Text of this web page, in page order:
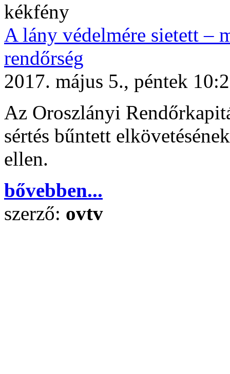
kékfény
A lány védelmére sietett –
rendőrség
2017. május 5., péntek
Az Oroszlányi
sértés bűntett
ellen.
bővebben...
szerző: ovtv